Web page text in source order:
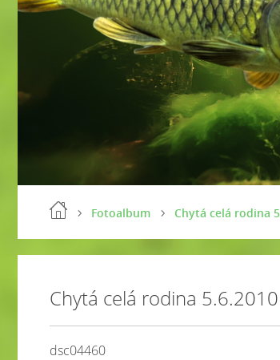
Fotoalbum Chytá celá rodina
Chytá celá rodina 5.6.2010
dsc04460